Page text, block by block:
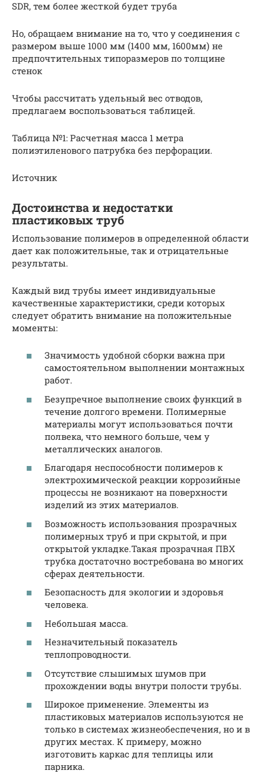
SDR, тем более жесткой будет труба
Но, обращаем внимание на то, что у соединения с
размером выше 1000 мм (1400 мм, 1600мм) не
предпочтительных типоразмеров по толщине
стенок
Чтобы рассчитать удельный вес отводов,
предлагаем воспользоваться таблицей.
Таблица №1: Расчетная масса 1 метра
полиэтиленового патрубка без перфорации.
Источник
Достоинства и недостатки
пластиковых труб
Использование полимеров в определенной области
дает как положительные, так и отрицательные
результаты.
Каждый вид трубы имеет индивидуальные
качественные характеристики, среди которых
следует обратить внимание на положительные
моменты:
Значимость удобной сборки важна при
самостоятельном выполнении монтажных
работ.
Безупречное выполнение своих функций в
течение долгого времени. Полимерные
материалы могут использоваться почти
полвека, что немного больше, чем у
металлических аналогов.
Благодаря неспособности полимеров к
электрохимической реакции коррозийные
процессы не возникают на поверхности
изделий из этих материалов.
Возможность использования прозрачных
полимерных труб и при скрытой, и при
открытой укладке.Такая прозрачная ПВХ
трубка достаточно востребована во многих
сферах деятельности.
Безопасность для экологии и здоровья
человека.
Небольшая масса.
Незначительный показатель
теплопроводности.
Отсутствие слышимых шумов при
прохождении воды внутри полости трубы.
Широкое применение. Элементы из
пластиковых материалов используются не
только в системах жизнеобеспечения, но и в
других местах. К примеру, можно
изготовить каркас для теплицы или
парника.